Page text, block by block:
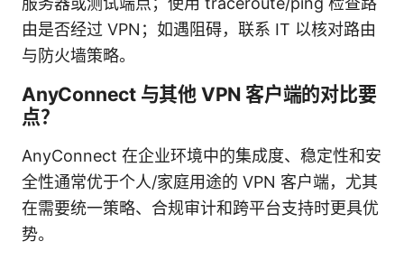
由是否经过 VPN；如遇阻碍，联系 IT 以核对路由
与防火墙策略。
AnyConnect 与其他 VPN 客户端的对比要
点？
AnyConnect 在企业环境中的集成度、稳定性和安
全性通常优于个人/家庭用途的 VPN 客户端，尤其
在需要统一策略、合规审计和跨平台支持时更具优
势。